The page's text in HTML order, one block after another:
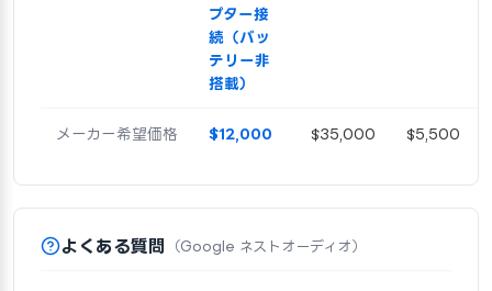
プター接
続（バッ
テリー非
搭載）
メーカー希望価格 $12,000 $35,000 $5,500
よくある質問 （Google ネストオーディオ）